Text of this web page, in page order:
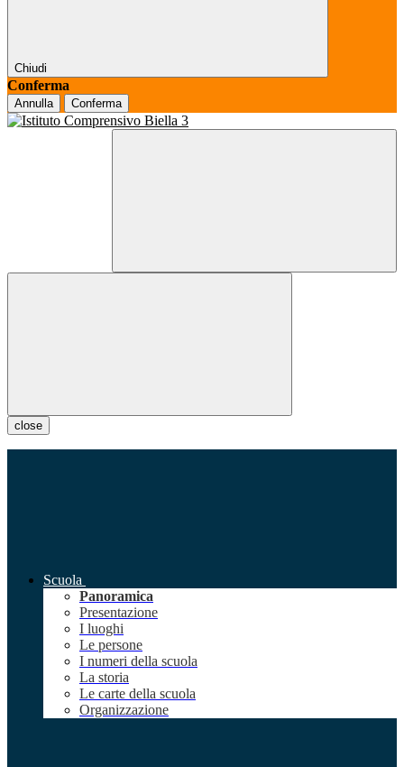
Chiudi
Conferma
Annulla Conferma
close
Scuola
Panoramica
Presentazione
I luoghi
Le persone
I numeri della scuola
La storia
Le carte della scuola
Organizzazione